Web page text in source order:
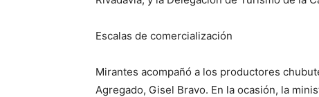
Escalas de comercialización
Mirantes acompañó a los productores
Agregado, Gisel Bravo. En la ocasión, la